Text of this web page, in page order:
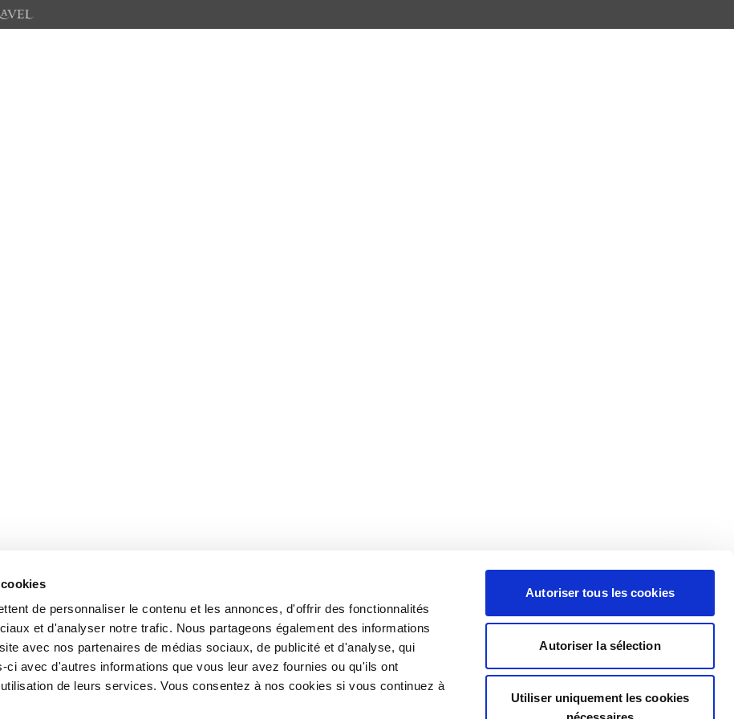
de personnaliser le contenu et les annonces, d'offrir des fonctionnalités
et d'analyser notre trafic. Nous partageons également des informations
avec nos partenaires de médias sociaux, de publicité et d'analyse, qui
ci avec d'autres informations que vous leur avez fournies ou qu'ils ont
de leurs services. Vous consentez à nos cookies si vous continuez à
Autoriser tous les cookies
Autoriser la sélection
Utiliser uniquement les cookies